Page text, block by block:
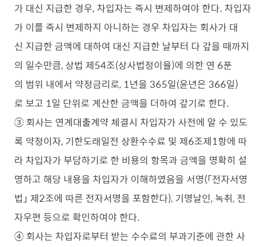
가 대신 지급한 경우, 차입자는 즉시 변제하여야 한다. 차입자
가 이를 즉시 변제하지 아니하는 경우 차입자는 회사가 대
신 지급한 금액에 대하여 대신 지급한 날부터 다 갚을 때까지
의 일수만큼, 상법 제54조(상사법정이율)에 의한 연 6푼
의 범위 내에서 약정금리로, 1년을 365일(윤년은 366일)
로 보고 1일 단위로 계산한 금액을 더하여 갚기로 한다.
③ 회사는 연계대출계약 체결시 차입자가 사전에 알 수 있도
록 약정이자, 기한도래일전 상환수수료 및 제6조제1항에 따
라 차입자가 부담하기로 한 비용의 항목과 금액을 명확히 설
명하고 해당 내용을 차입자가 이해하였음을 서명(「전자서명
법」 제2조에 따른 전자서명을 포함한다), 기명날인, 녹취, 전
자우편 등으로 확인하여야 한다.
④ 회사는 차입자로부터 받는 수수료의 부과기준에 관한 사